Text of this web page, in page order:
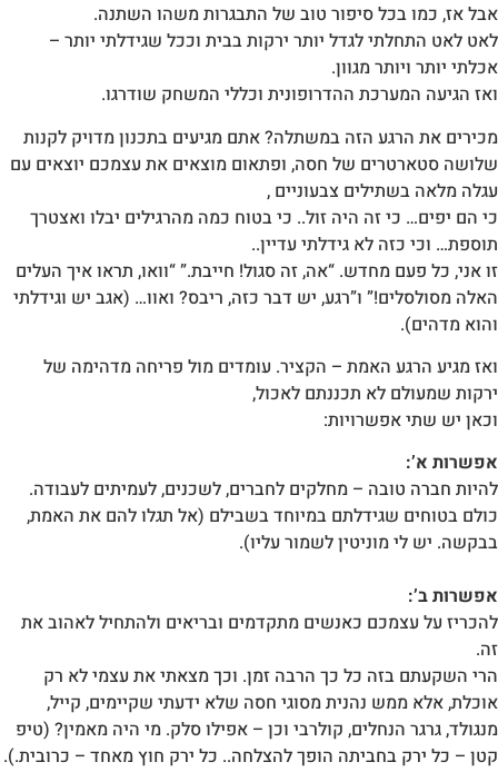
אבל אז, כמו בכל סיפור טוב של התבגרות משהו השתנה.
לאט לאט התחלתי לגדל יותר ירקות בבית וככל שגידלתי יותר –
אכלתי יותר ויותר מגוון.
ואז הגיעה המערכת ההדרופונית וכללי המשחק שודרגו.
מכירים את הרגע הזה במשתלה? אתם מגיעים בתכנון מדויק לקנות
שלושה סטארטרים של חסה, ופתאום מוצאים את עצמכם יוצאים עם
עגלה מלאה בשתילים צבעוניים ,
כי הם יפים… כי זה היה זול.. כי בטוח כמה מהרגילים יבלו ואצטרך
תוספת… וכי כזה לא גידלתי עדיין..
זו אני, כל פעם מחדש. “אה, זה סגול! חייבת.” “וואו, תראו איך העלים
האלה מסולסלים!” ו”רגע, יש דבר כזה, ריבס? ואוו… (אגב יש וגידלתי
והוא מדהים).
ואז מגיע הרגע האמת – הקציר. עומדים מול פריחה מדהימה של
ירקות שמעולם לא תכננתם לאכול,
וכאן יש שתי אפשרויות:
אפשרות א’:
להיות חברה טובה – מחלקים לחברים, לשכנים, לעמיתים לעבודה.
כולם בטוחים שגידלתם במיוחד בשבילם (אל תגלו להם את האמת,
בבקשה. יש לי מוניטין לשמור עליו).
אפשרות ב’:
להכריז על עצמכם כאנשים מתקדמים ובריאים ולהתחיל לאהוב את
זה.
הרי השקעתם בזה כל כך הרבה זמן. וכך מצאתי את עצמי לא רק
אוכלת, אלא ממש נהנית מסוגי חסה שלא ידעתי שקיימים, קייל,
מנגולד, גרגר הנחלים, קולרבי וכן – אפילו סלק. מי היה מאמין? (טיפ
קטן – כל ירק בחביתה הופך להצלחה.. כל ירק חוץ מאחד – כרובית.).